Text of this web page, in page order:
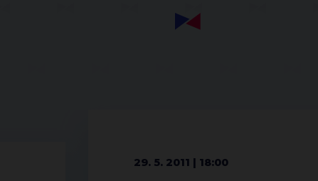
29. 5. 2011 | 18:00